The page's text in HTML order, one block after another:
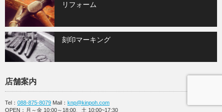
リフォーム
刻印マーキング
店舗案内
Tel： 088-875-8079 Mail： knp@kinpoh.com
OPEN：月～金 10:00～18:00、土 10:00~17:30